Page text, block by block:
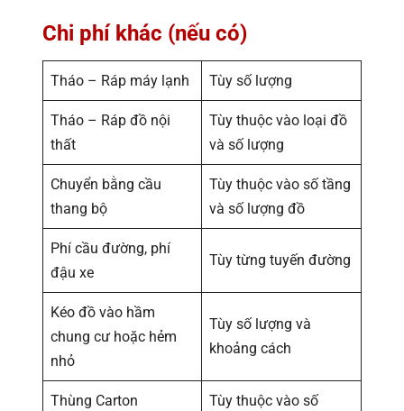
Chi phí khác (nếu có)
Tháo – Ráp máy lạnh Tùy số lượng
Tháo – Ráp đồ nội
thất
Tùy thuộc vào loại đồ
và số lượng
Chuyển bằng cầu
thang bộ
Tùy thuộc vào số tầng
và số lượng đồ
Phí cầu đường, phí
đậu xe
Tùy từng tuyến đường
Kéo đồ vào hầm
chung cư hoặc hẻm
nhỏ
Tùy số lượng và
khoảng cách
Thùng Carton
Tùy thuộc vào số